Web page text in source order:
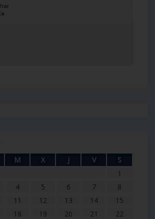
M X J V
S
1
4 5 6 7
8
11 12 13 14
15
18 19 20 21
22